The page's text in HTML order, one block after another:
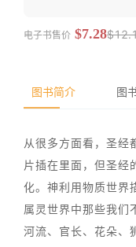
电子书售价 $7.28
图书简介 图
从很多方面看，圣经
片插在里面，但圣经
化。神利用物质世界
属灵世界中那些我们
河流、官长、花朵、